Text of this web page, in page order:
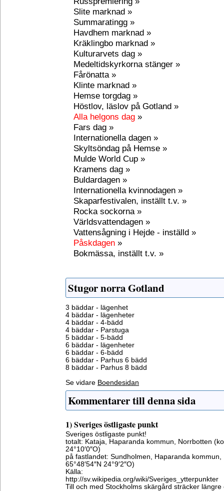
Slite marknad »
Summaratingg »
Havdhem marknad »
Kräklingbo marknad »
Kulturarvets dag »
Medeltidskyrkorna stänger »
Fårönatta »
Klinte marknad »
Hemse torgdag »
Höstlov, läslov på Gotland »
Alla helgons dag »
Fars dag »
Internationella dagen »
Skyltsöndag på Hemse »
Mulde World Cup »
Kramens dag »
Buldardagen »
Internationella kvinnodagen »
Skaparfestivalen, inställt t.v. »
Rocka sockorna »
Världsvattendagen »
Vattensågning i Hejde - inställd »
Påskdagen »
Bokmässa, inställt t.v. »
Stugor norra Gotland
3 bäddar - lägenhet
4 bäddar - lägenheter
4 bäddar - 4-bädd
4 bäddar - Parstuga
5 bäddar - 5-bädd
6 bäddar - lägenheter
6 bäddar - 6-bädd
6 bäddar - Parhus 6 bädd
8 bäddar - Parhus 8 bädd
Se vidare Boendesidan
Kommentarer till denna sida
1) Sveriges östligaste punkt
Sveriges östligaste punkt!
totalt: Kataja, Haparanda kommun, Norrbotten
24°10′0″O)
på fastlandet: Sundholmen, Haparanda
65°48′54″N 24°9′2″O)
Källa:
http://sv.wikipedia.org/wiki/Sveriges_ytterpunkter
Till och med Stockholms skärgård sträcker längre